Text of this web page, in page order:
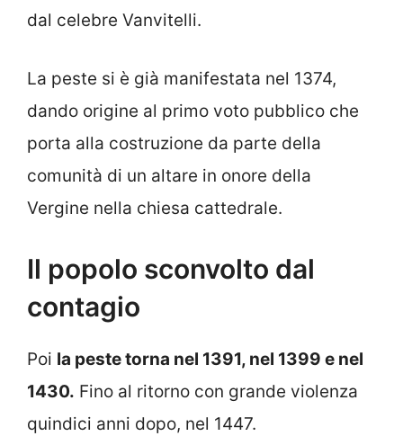
dal celebre Vanvitelli.
La peste si è già manifestata nel 1374,
dando origine al primo voto pubblico che
porta alla costruzione da parte della
comunità di un altare in onore della
Vergine nella chiesa cattedrale.
Il popolo sconvolto dal
contagio
Poi la peste torna nel 1391, nel 1399 e nel
1430. Fino al ritorno con grande violenza
quindici anni dopo, nel 1447.